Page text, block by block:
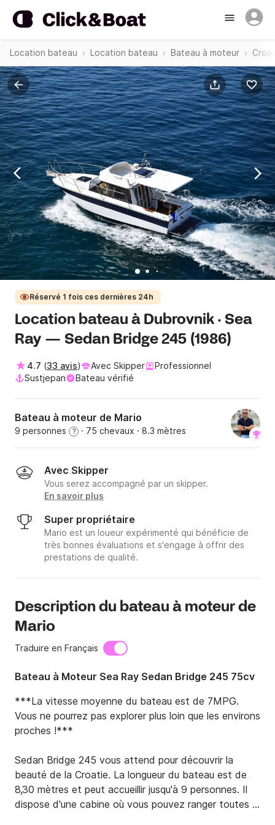
Location bateau Location bateau Bateau à moteur
Réservé 1 fois ces dernières 24h
Location bateau à Dubrovnik · Sea
Ray — Sedan Bridge 245 (1986)
4.7 (33 avis) Avec Skipper
Professionnel
Sustjepan
Bateau vérifié
Bateau à moteur de Mario
9 personnes ? · 75 chevaux · 8.3 mètres
Avec Skipper
Vous serez accompagné par un skipper.
En savoir plus
Super propriétaire
Mario est un loueur expérimenté qui bénéficie de
très bonnes évaluations et s'engage à offrir des
prestations de qualité.
Description du bateau à moteur de
Mario
Traduire en Français
Bateau à Moteur Sea Ray Sedan Bridge 245 75cv
***La vitesse moyenne du bateau est de 7MPG.
Vous ne pourrez pas explorer plus loin que les environs
proches !***
Sedan Bridge 245 vous attend pour découvrir la
beauté de la Croatie. La longueur du bateau est de
8,30 mètres et peut accueillir jusqu'à 9 personnes. Il
dispose d'une cabine où vous pouvez ranger toutes